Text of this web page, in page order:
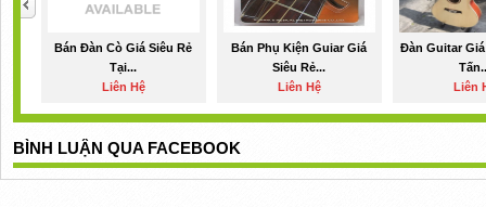
Bán Đàn Cò Giá Siêu Rẻ
Tại...
Liên Hệ
Bán Phụ Kiện Guiar Giá
Siêu Rẻ...
Liên Hệ
Đàn Guitar
Liên
BÌNH LUẬN QUA FACEBOOK